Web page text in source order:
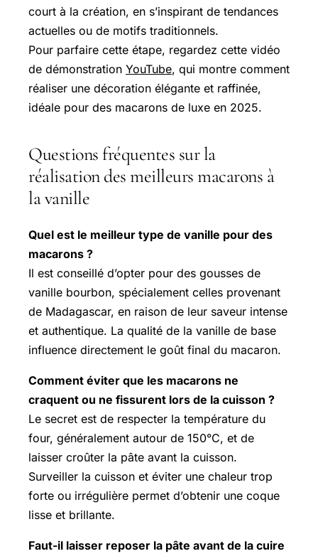
court à la création, en s’inspirant de tendances
actuelles ou de motifs traditionnels.
Pour parfaire cette étape, regardez cette vidéo
de démonstration YouTube, qui montre comment
réaliser une décoration élégante et raffinée,
idéale pour des macarons de luxe en 2025.
Questions fréquentes sur la
réalisation des meilleurs macarons à
la vanille
Quel est le meilleur type de vanille pour des
macarons ?
Il est conseillé d’opter pour des gousses de
vanille bourbon, spécialement celles provenant
de Madagascar, en raison de leur saveur intense
et authentique. La qualité de la vanille de base
influence directement le goût final du macaron.
Comment éviter que les macarons ne
craquent ou ne fissurent lors de la cuisson ?
Le secret est de respecter la température du
four, généralement autour de 150°C, et de
laisser croûter la pâte avant la cuisson.
Surveiller la cuisson et éviter une chaleur trop
forte ou irrégulière permet d’obtenir une coque
lisse et brillante.
Faut-il laisser reposer la pâte avant de la cuire